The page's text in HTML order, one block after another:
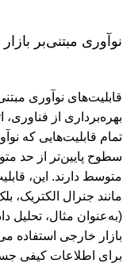
نوآوری مبتنی‌بر بازار
قابلیت‌های نوآوری
بهره‌برداری از
تمام قابلیت‌هایی که
سطوح پایین‌تر از حد
متوسط دارند. این،
مانند جنرال الکتریک،
(به‌عنوان مثال،
بازار خارجی استفاده
برای اطلاعات کیفی